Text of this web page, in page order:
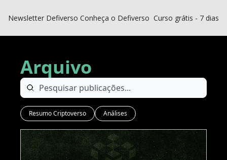
Newsletter Defiverso Conheça o Defiverso Curso grátis - 7 dias
Arquivo
Resumo Criptoverso Análises